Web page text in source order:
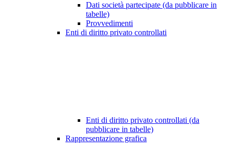
Dati società partecipate (da pubblicare in
tabelle)
Provvedimenti
Enti di diritto privato controllati
Enti di diritto privato controllati (da
pubblicare in tabelle)
Rappresentazione grafica